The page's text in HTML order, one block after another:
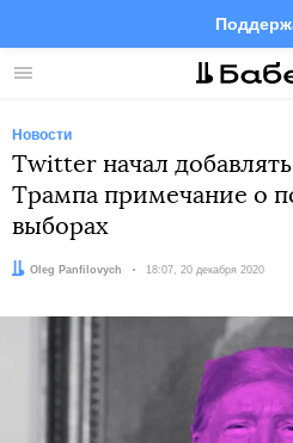
Меню Facebook
Новости
Twitter начал
Трампа примечание о
выборах
Автор:
Oleg Panfilovych Дата:
18:07, 20 декабря 2020